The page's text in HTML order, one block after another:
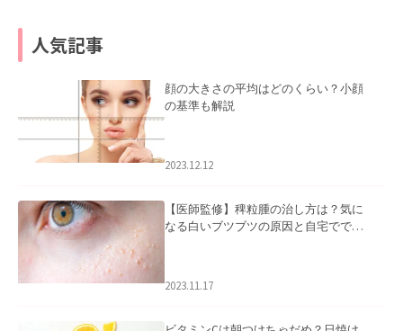
人気記事
顔の大きさの平均はどのくらい？小顔
の基準も解説
2023.12.12
【医師監修】稗粒腫の治し方は？気に
なる白いブツブツの原因と自宅ででき
2023.11.17